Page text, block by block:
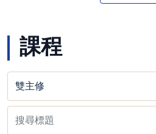
課程